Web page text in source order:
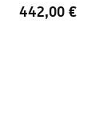
Savienojumu
442,00 €